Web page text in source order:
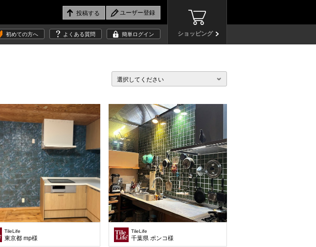
ショッピング
初めての方へ よくある質問 簡単ログイン
選択してください
TileLife
東京都 mp様
TileLife
千葉県 ポンコ様